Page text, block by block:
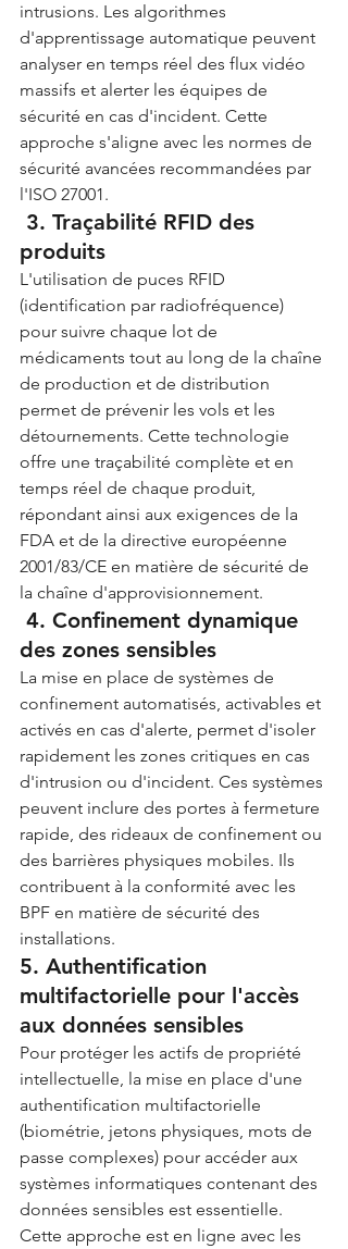
intrusions. Les algorithmes
d'apprentissage automatique peuvent
analyser en temps réel des flux vidéo
massifs et alerter les équipes de
sécurité en cas d'incident. Cette
approche s'aligne avec les normes de
sécurité avancées recommandées par
l'ISO 27001.
3. Traçabilité RFID des
produits
L'utilisation de puces RFID
(identification par radiofréquence)
pour suivre chaque lot de
médicaments tout au long de la chaîne
de production et de distribution
permet de prévenir les vols et les
détournements. Cette technologie
offre une traçabilité complète et en
temps réel de chaque produit,
répondant ainsi aux exigences de la
FDA et de la directive européenne
2001/83/CE en matière de sécurité de
la chaîne d'approvisionnement.
4. Confinement dynamique
des zones sensibles
La mise en place de systèmes de
confinement automatisés, activables et
activés en cas d'alerte, permet d'isoler
rapidement les zones critiques en cas
d'intrusion ou d'incident. Ces systèmes
peuvent inclure des portes à fermeture
rapide, des rideaux de confinement ou
des barrières physiques mobiles. Ils
contribuent à la conformité avec les
BPF en matière de sécurité des
installations.
5. Authentification
multifactorielle pour l'accès
aux données sensibles
Pour protéger les actifs de propriété
intellectuelle, la mise en place d'une
authentification multifactorielle
(biométrie, jetons physiques, mots de
passe complexes) pour accéder aux
systèmes informatiques contenant des
données sensibles est essentielle.
Cette approche est en ligne avec les